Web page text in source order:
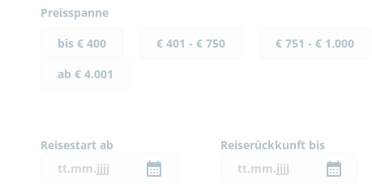
Preisspanne
bis € 400
€ 401 - € 750 € 751 - € 1.000
ab € 4.001
Reisestart ab Reiserückkunft bis